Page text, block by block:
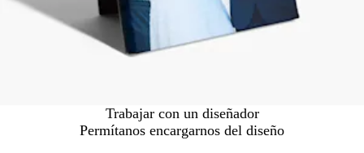
Trabajar con un diseñador
Permítanos encargarnos del diseño